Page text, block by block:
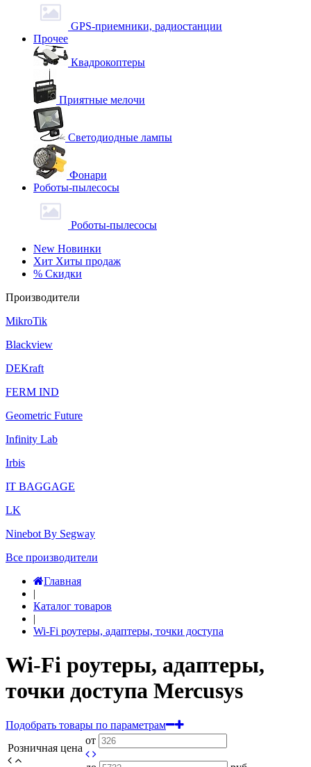
GPS-приемники, радиостанции
Прочее
Квадрокоптеры
Приятные мелочи
Светодиодные лампы
Фонари
Роботы-пылесосы
Роботы-пылесосы
New Новинки
Хит Хиты продаж
% Скидки
Производители
MikroTik
Blackview
DEKraft
FERM IND
Geometric Future
Infinity Lab
Irbis
IT BAGGAGE
LK
Ninebot By Segway
Все производители
Главная
|
Каталог товаров
|
Wi-Fi роутеры, адаптеры, точки доступа
Wi-Fi роутеры, адаптеры,
точки доступа Mercusys
Подобрать товары по параметрам
Розничная цена
от